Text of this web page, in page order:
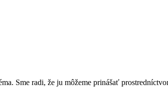
Sme radi, že ju môžeme prinášať